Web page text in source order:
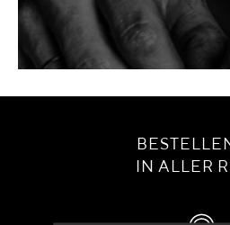
IN ALLER